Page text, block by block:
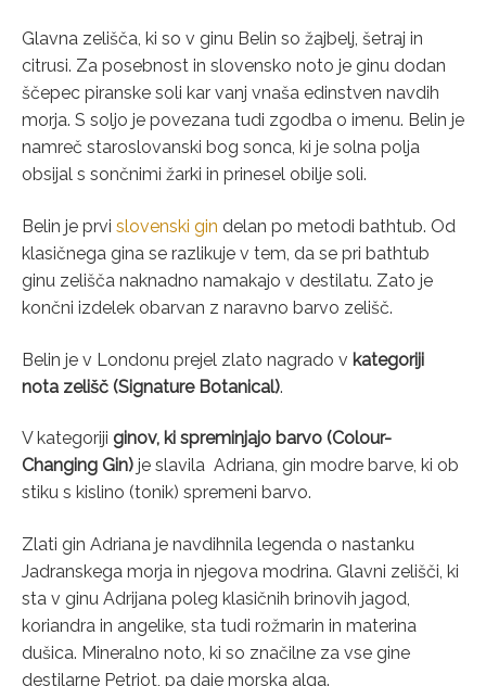
Glavna zelišča, ki so v ginu Belin so žajbelj, šetraj in
citrusi. Za posebnost in slovensko noto je ginu dodan
ščepec piranske soli kar vanj vnaša edinstven navdih
morja. S soljo je povezana tudi zgodba o imenu. Belin je
namreč staroslovanski bog sonca, ki je solna polja
obsijal s sončnimi žarki in prinesel obilje soli.
Belin je prvi slovenski gin delan po metodi bathtub. Od
klasičnega gina se razlikuje v tem, da se pri bathtub
ginu zelišča naknadno namakajo v destilatu. Zato je
končni izdelek obarvan z naravno barvo zelišč.
Belin je v Londonu prejel zlato nagrado v kategoriji
nota zelišč (Signature Botanical).
V kategoriji ginov, ki spreminjajo barvo (Colour-
Changing Gin) je slavila Adriana, gin modre barve, ki ob
stiku s kislino (tonik) spremeni barvo.
Zlati gin Adriana je navdihnila legenda o nastanku
Jadranskega morja in njegova modrina. Glavni zelišči, ki
sta v ginu Adrijana poleg klasičnih brinovih jagod,
koriandra in angelike, sta tudi rožmarin in materina
dušica. Mineralno noto, ki so značilne za vse gine
destilarne Petriot, pa daje morska alga.